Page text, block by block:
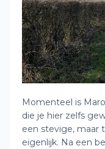
Momenteel is
die je hier zelfs
een stevige, maar
eigenlijk. Na een